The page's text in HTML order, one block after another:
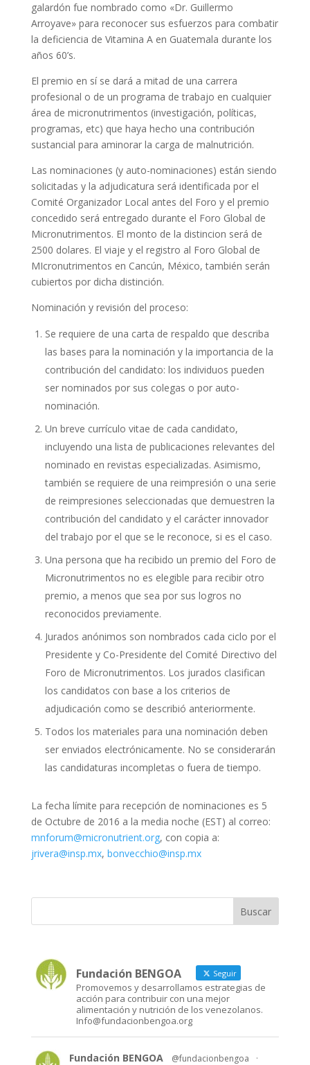
galardón fue nombrado como «Dr. Guillermo
Arroyave» para reconocer sus esfuerzos para combatir
la deficiencia de Vitamina A en Guatemala durante los
años 60’s.
El premio en sí se dará a mitad de una carrera
profesional o de un programa de trabajo en cualquier
área de micronutrimentos (investigación, políticas,
programas, etc) que haya hecho una contribución
sustancial para aminorar la carga de malnutrición.
Las nominaciones (y auto-nominaciones) están siendo
solicitadas y la adjudicatura será identificada por el
Comité Organizador Local antes del Foro y el premio
concedido será entregado durante el Foro Global de
Micronutrimentos. El monto de la distincion será de
2500 dolares. El viaje y el registro al Foro Global de
MIcronutrimentos en Cancún, México, también serán
cubiertos por dicha distinción.
Nominación y revisión del proceso:
Se requiere de una carta de respaldo que describa
las bases para la nominación y la importancia de la
contribución del candidato: los individuos pueden
ser nominados por sus colegas o por auto-
nominación.
Un breve currículo vitae de cada candidato,
incluyendo una lista de publicaciones relevantes del
nominado en revistas especializadas. Asimismo,
también se requiere de una reimpresión o una serie
de reimpresiones seleccionadas que demuestren la
contribución del candidato y el carácter innovador
del trabajo por el que se le reconoce, si es el caso.
Una persona que ha recibido un premio del Foro de
Micronutrimentos no es elegible para recibir otro
premio, a menos que sea por sus logros no
reconocidos previamente.
Jurados anónimos son nombrados cada ciclo por el
Presidente y Co-Presidente del Comité Directivo del
Foro de Micronutrimentos. Los jurados clasifican
los candidatos con base a los criterios de
adjudicación como se describió anteriormente.
Todos los materiales para una nominación deben
ser enviados electrónicamente. No se considerarán
las candidaturas incompletas o fuera de tiempo.
La fecha límite para recepción de nominaciones es 5
de Octubre de 2016 a la media noche (EST) al correo:
mnforum@micronutrient.org, con copia a:
jrivera@insp.mx, bonvecchio@insp.mx
Fundación BENGOA Seguir
Promovemos y desarrollamos estrategias de
acción para contribuir con una mejor
alimentación y nutrición de los venezolanos.
Info@fundacionbengoa.org
Fundación BENGOA @fundacionbengoa
·